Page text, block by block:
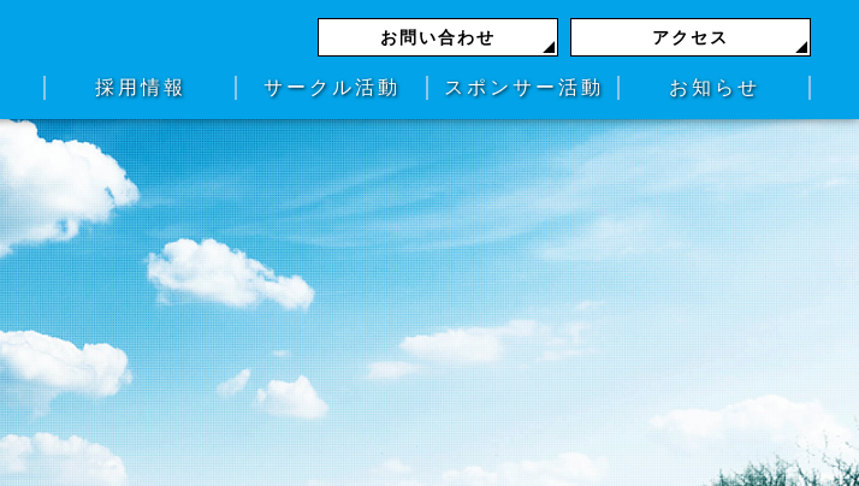
お問い合わせ アクセス
採用情報 サークル活動 スポンサー活動 お知らせ